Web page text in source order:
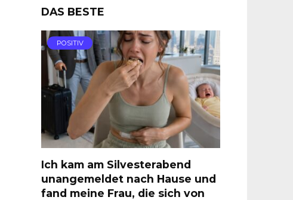
DAS BESTE
POSITIV
Ich kam am Silvesterabend
unangemeldet nach Hause und
fand meine Frau, die sich von